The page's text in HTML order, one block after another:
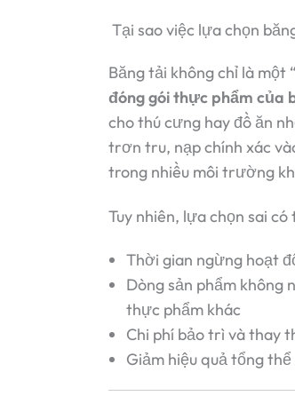
Tại sao việc lựa chọn
Băng tải không chỉ là một
đóng gói thực phẩm của
cho thú cưng hay đồ ăn
trơn tru, nạp chính xác
trong nhiều môi trường
Tuy nhiên, lựa chọn sai có
Thời gian ngừng hoạt
Dòng sản phẩm không
thực phẩm khác
Chi phí bảo trì và thay
Giảm hiệu quả tổng